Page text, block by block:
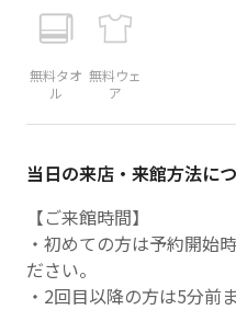
無料タオ
ル
無料ウェ
ア
当日の来店・来館方法に
【ご来館時間】
・初めての方は予約開始
ださい。
・2回目以降の方は5分前